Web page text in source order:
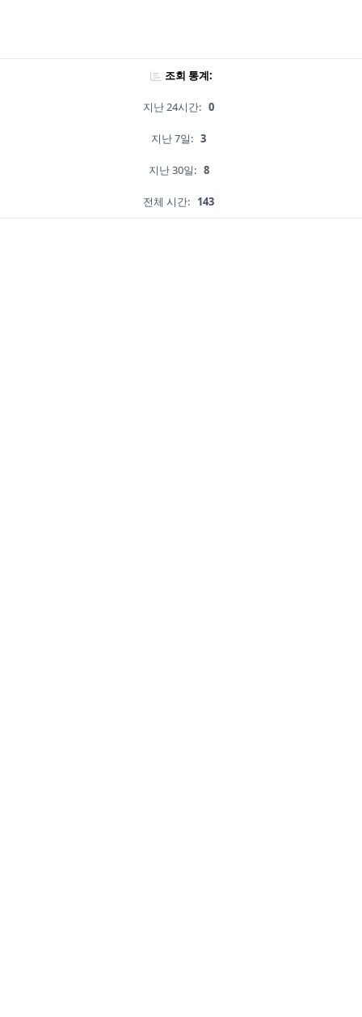
조회 통계:
지난 24시간: 0
지난 7일: 3
지난 30일: 8
전체 시간: 143